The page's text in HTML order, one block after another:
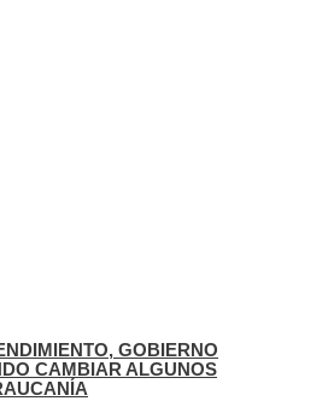
GOBIERNO
CAMBIAR ALGUNOS